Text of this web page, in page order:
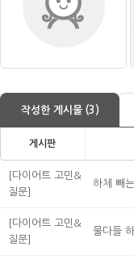
작성한 게시물 (3)
게시판
[다이어트 고민&
질문]
하체 빼
[다이어트 고민&
질문]
물다들